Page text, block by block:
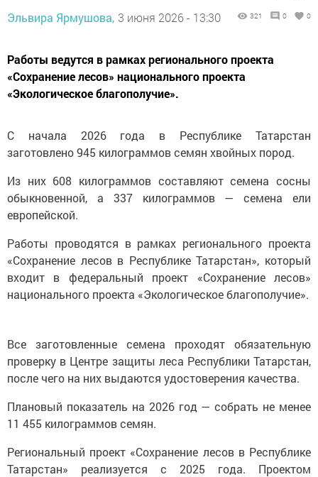
Эльвира Ярмушова, 3 июня 2026 - 13:30 321 0 0
Работы ведутся в рамках регионального проекта
«Сохранение лесов» национального проекта
«Экологическое благополучие».
С начала 2026 года в Республике Татарстан
заготовлено 945 килограммов семян хвойных пород.
Из них 608 килограммов составляют семена сосны
обыкновенной, а 337 килограммов — семена ели
европейской.
Работы проводятся в рамках регионального проекта
«Сохранение лесов в Республике Татарстан», который
входит в федеральный проект «Сохранение лесов»
национального проекта «Экологическое благополучие».
Все заготовленные семена проходят обязательную
проверку в Центре защиты леса Республики Татарстан,
после чего на них выдаются удостоверения качества.
Плановый показатель на 2026 год — собрать не менее
11 455 килограммов семян.
Региональный проект «Сохранение лесов в Республике
Татарстан» реализуется с 2025 года. Проектом